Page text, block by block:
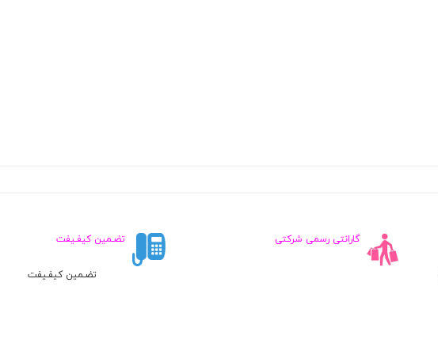
گارانتی رسمی شرکتی تضـمین کیفـیفت
تضـمین کیفـیفت